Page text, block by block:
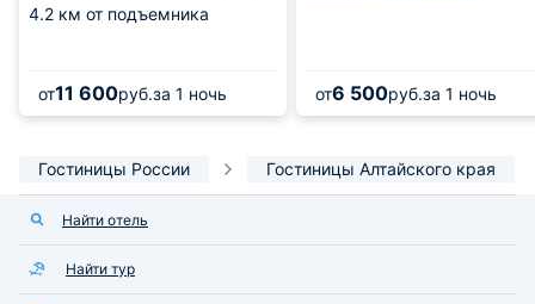
4.2 км от подъемника
от11 600руб.за 1 ночь от6 500руб.за 1 ночь
Гостиницы России Гостиницы Алтайского края
Найти отель
Найти тур